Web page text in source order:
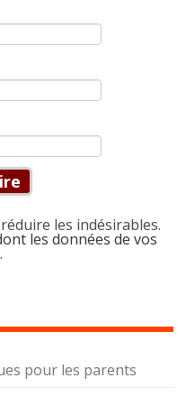
les indésirables.
les données de vos
.
pour les parents